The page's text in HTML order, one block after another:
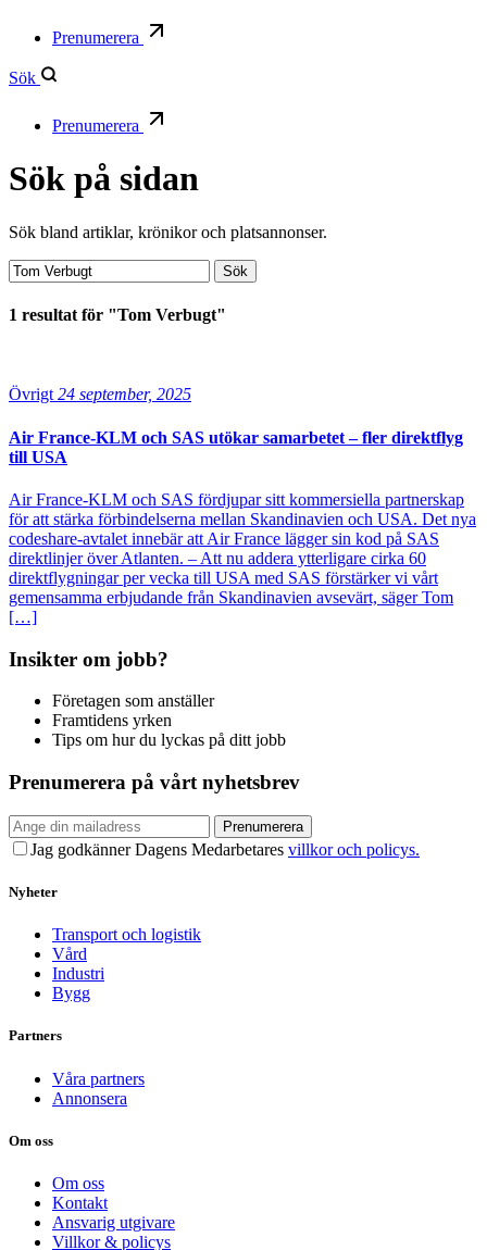
Prenumerera
Sök
Prenumerera
Sök på sidan
Sök bland artiklar, krönikor och platsannonser.
Sök:
Sök
1 resultat för "Tom Verbugt"
Övrigt 24 september, 2025
Air France-KLM och SAS utökar samarbetet – fler direktflyg
till USA
Air France-KLM och SAS fördjupar sitt kommersiella partnerskap
för att stärka förbindelserna mellan Skandinavien och USA. Det nya
codeshare-avtalet innebär att Air France lägger sin kod på SAS
direktlinjer över Atlanten. – Att nu addera ytterligare cirka 60
direktflygningar per vecka till USA med SAS förstärker vi vårt
gemensamma erbjudande från Skandinavien avsevärt, säger Tom
[…]
Insikter om jobb?
Företagen som anställer
Framtidens yrken
Tips om hur du lyckas på ditt jobb
Prenumerera på vårt nyhetsbrev
Prenumerera
Jag godkänner Dagens Medarbetares villkor och policys.
Nyheter
Transport och logistik
Vård
Industri
Bygg
Partners
Våra partners
Annonsera
Om oss
Om oss
Kontakt
Ansvarig utgivare
Villkor & policys